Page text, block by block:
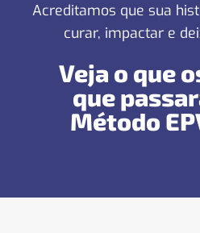
Acreditamos que sua
curar, impactar e
Veja o que
que
Método